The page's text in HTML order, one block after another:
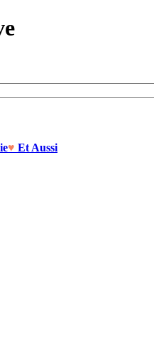
♥ Et Aussi